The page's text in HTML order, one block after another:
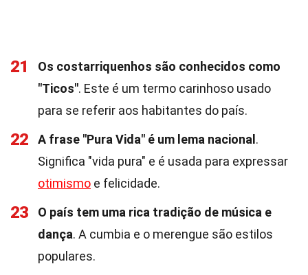
21
Os costarriquenhos são conhecidos como
"Ticos". Este é um termo carinhoso usado
para se referir aos habitantes do país.
22 A frase "Pura Vida" é um lema nacional .
Significa "vida pura" e é usada para expressar
otimismo e felicidade.
23
O país tem uma rica tradição de música e
dança. A cumbia e o merengue são estilos
populares.